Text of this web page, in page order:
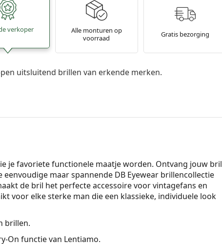
verkoper
Alle monturen op
voorraad
Gratis bezorging
uitsluitend brillen van erkende merken.
je favoriete functionele maatje worden. Ontvang jouw bril
maar spannende DB Eyewear brillencollectie
de bril het perfecte accessoire voor vintagefans en
voor elke sterke man die een klassieke, individuele look
brillen.
On functie van Lentiamo.